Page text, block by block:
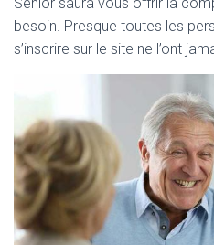
besoin. Presque toutes les
s’inscrire sur le site ne l’ont